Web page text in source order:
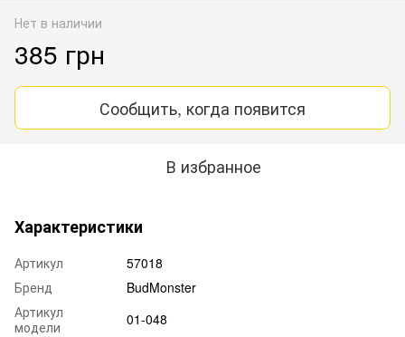
Нет в наличии
385 грн
Сообщить, когда появится
В избранное
Характеристики
Артикул
57018
Бренд
BudMonster
Артикул
модели
01-048